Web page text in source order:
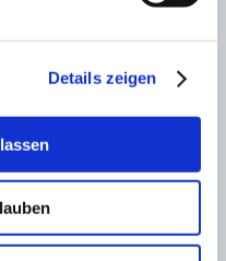
Details zeigen
Garten, PKW-Stellplatz
Fläche 65 m² Baujahr 2015